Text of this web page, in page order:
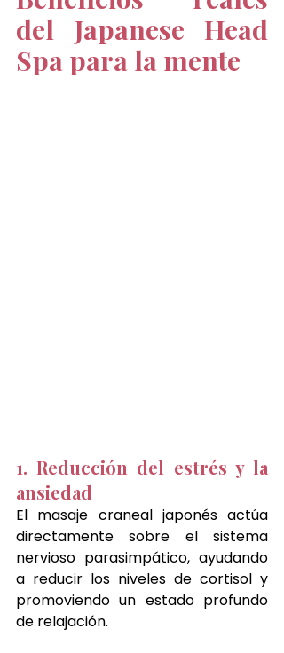
del Japanese Head
Spa para la mente
1. Reducción del estrés y la
ansiedad
El masaje craneal japonés actúa
directamente sobre el sistema
nervioso parasimpático, ayudando
a reducir los niveles de cortisol y
promoviendo un estado profundo
de relajación.